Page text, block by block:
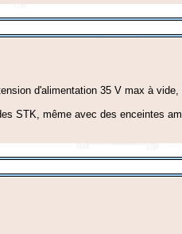
d'alimentation 35 V max à
STK, même avec des enceintes